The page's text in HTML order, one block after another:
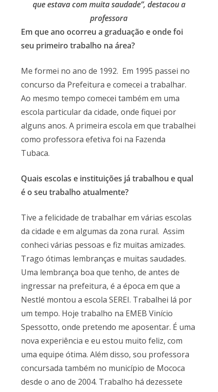
que estava com muita saudade”, destacou a
professora
Em que ano ocorreu a graduação e onde foi
seu primeiro trabalho na área?
Me formei no ano de 1992. Em 1995 passei no
concurso da Prefeitura e comecei a trabalhar.
Ao mesmo tempo comecei também em uma
escola particular da cidade, onde fiquei por
alguns anos. A primeira escola em que trabalhei
como professora efetiva foi na Fazenda
Tubaca.
Quais escolas e instituições já trabalhou e qual
é o seu trabalho atualmente?
Tive a felicidade de trabalhar em várias escolas
da cidade e em algumas da zona rural. Assim
conheci várias pessoas e fiz muitas amizades.
Trago ótimas lembranças e muitas saudades.
Uma lembrança boa que tenho, de antes de
ingressar na prefeitura, é a época em que a
Nestlé montou a escola SEREI. Trabalhei lá por
um tempo. Hoje trabalho na EMEB Vinício
Spessotto, onde pretendo me aposentar. É uma
nova experiência e eu estou muito feliz, com
uma equipe ótima. Além disso, sou professora
concursada também no município de Mococa
desde o ano de 2004. Trabalho há dezessete